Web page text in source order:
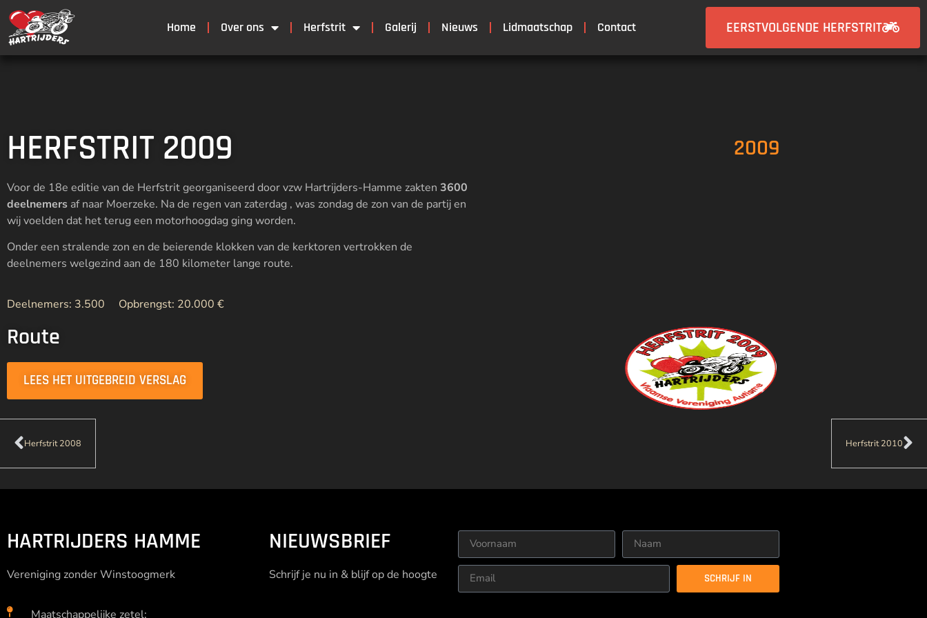
Home Over ons Herfstrit Galerij Nieuws Lidmaatschap Contact EERSTVOLGENDE HERFSTRIT
Herfstrit 2008 Herfstrit 2010
HERFSTRIT 2009 2009
Voor de 18e editie van de Herfstrit georganiseerd door vzw Hartrijders-Hamme zakten 3600
deelnemers af naar Moerzeke. Na de regen van zaterdag , was zondag de zon van de partij en
wij voelden dat het terug een motorhoogdag ging worden.
Onder een stralende zon en de beierende klokken van de kerktoren vertrokken de
deelnemers welgezind aan de 180 kilometer lange route.
Deelnemers: 3.500 Opbrengst: 20.000 €
Route
LEES HET UITGEBREID VERSLAG
HARTRIJDERS HAMME
Vereniging zonder Winstoogmerk
Maatschappelijke zetel:
NIEUWSBRIEF
Schrijf je nu in & blijf op de hoogte SCHRIJF IN